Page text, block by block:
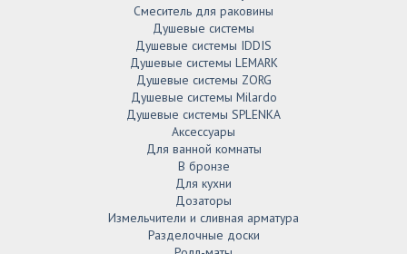
Смеситель для раковины
Душевые системы
Душевые системы IDDIS
Душевые системы LEMARK
Душевые системы ZORG
Душевые системы Milardo
Душевые системы SPLENKA
Аксессуары
Для ванной комнаты
В бронзе
Для кухни
Дозаторы
Измельчители и сливная арматура
Разделочные доски